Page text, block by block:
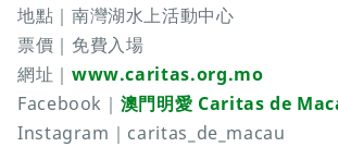
地點｜南灣湖水上活動中心
票價｜免費入場
網址｜ www.caritas.org.mo
Facebook｜ 澳門明愛 Caritas de
Instagram｜caritas_de_macau